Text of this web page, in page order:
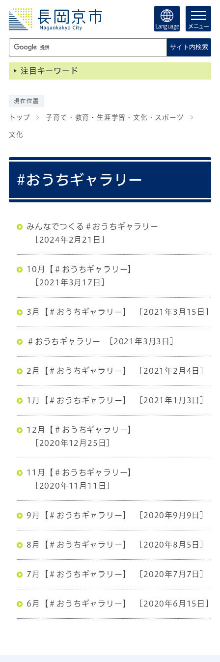
Language メニュー
サイト内検索
注目キーワード
現在位置
トップ 子育て・教育・生涯学習・文化・スポーツ
文化
#おうちギャラリー
みんなでつくる＃おうちギャラリー
[2024年2月21日]
10月【＃おうちギャラリー】
[2021年3月17日]
3月【＃おうちギャラリー】 [2021年3月15日]
＃おうちギャラリー [2021年3月3日]
2月【＃おうちギャラリー】 [2021年2月4日]
1月【＃おうちギャラリー】 [2021年1月3日]
12月【＃おうちギャラリー】
[2020年12月25日]
11月【＃おうちギャラリー】
[2020年11月11日]
9月【＃おうちギャラリー】 [2020年9月9日]
8月【＃おうちギャラリー】 [2020年8月5日]
7月【＃おうちギャラリー】 [2020年7月7日]
6月【＃おうちギャラリー】 [2020年6月15日]